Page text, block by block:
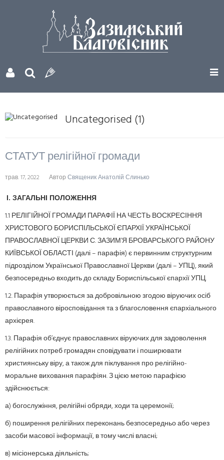
Uncategorised (1)
СТАТУТ релігійної громади
трав. 17, 2022 Автор Священик Анатолій Слинько
І. ЗАГАЛЬНІ ПОЛОЖЕННЯ
1.1 РЕЛІГІЙНОЇ ГРОМАДИ ПАРАФІЇ НА ЧЕСТЬ ВОСКРЕСІННЯ
ХРИСТОВОГО БОРИСПІЛЬСЬКОЇ ЄПАРХІЇ УКРАЇНСЬКОЇ
ПРАВОСЛАВНОЇ ЦЕРКВИ С. ЗАЗИМ’Я БРОВАРСЬКОГО РАЙОНУ
КИЇВСЬКОЇ ОБЛАСТІ (далі – парафія) є первинним структурним
підрозділом Української Православної Церкви (далі – УПЦ), який
безпосередньо входить до складу Бориспільської єпархії УПЦ.
1.2. Парафія утворюється за добровільною згодою віруючих осіб
православного віросповідання та з благословення єпархіального
архієрея.
1.3. Парафія об’єднує православних віруючих для задоволення
релігійних потреб громадян сповідувати і поширювати
християнську віру, а також для піклування про релігійно-
моральне виховання парафіян. З цією метою парафією
здійснюється:
а) богослужіння, релігійні обряди, ходи та церемонії;
б) поширення релігійних переконань безпосередньо або через
засоби масової інформації, в тому числі власні;
в) місіонерська діяльність;